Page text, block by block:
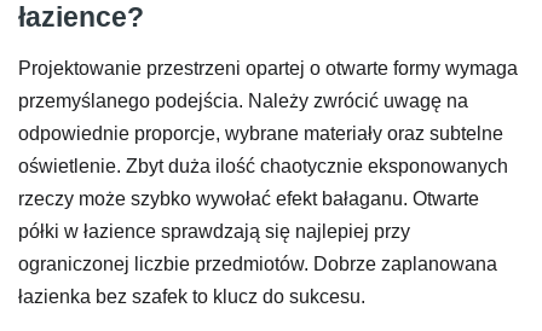
łazience?
Projektowanie przestrzeni opartej o otwarte formy wymaga
przemyślanego podejścia. Należy zwrócić uwagę na
odpowiednie proporcje, wybrane materiały oraz subtelne
oświetlenie. Zbyt duża ilość chaotycznie eksponowanych
rzeczy może szybko wywołać efekt bałaganu. Otwarte
półki w łazience sprawdzają się najlepiej przy
ograniczonej liczbie przedmiotów. Dobrze zaplanowana
łazienka bez szafek to klucz do sukcesu.